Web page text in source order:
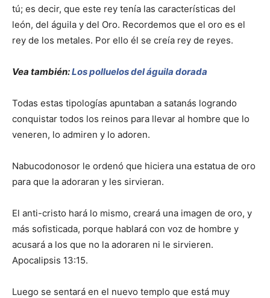
tú; es decir, que este rey tenía las características del
león, del águila y del Oro. Recordemos que el oro es el
rey de los metales. Por ello él se creía rey de reyes.
Vea también:Los polluelos del águila dorada
Todas estas tipologías apuntaban a satanás logrando
conquistar todos los reinos para llevar al hombre que lo
veneren, lo admiren y lo adoren.
Nabucodonosor le ordenó que hiciera una estatua de oro
para que la adoraran y les sirvieran.
El anti-cristo hará lo mismo, creará una imagen de oro, y
más sofisticada, porque hablará con voz de hombre y
acusará a los que no la adoraren ni le sirvieren.
Apocalipsis 13:15.
Luego se sentará en el nuevo templo que está muy